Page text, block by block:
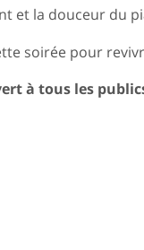
et la douceur
soirée pour
à tous les